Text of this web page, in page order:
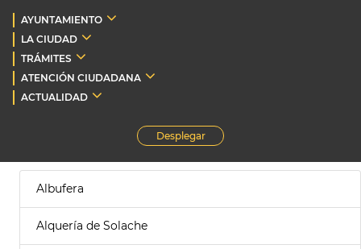
AYUNTAMIENTO
LA CIUDAD
TRÁMITES
ATENCIÓN CIUDADANA
ACTUALIDAD
Desplegar
Albufera
Alquería de Solache